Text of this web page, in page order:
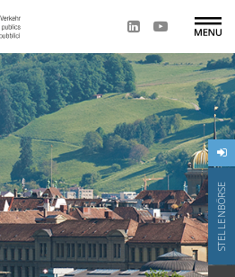
STELLENBÖRSE